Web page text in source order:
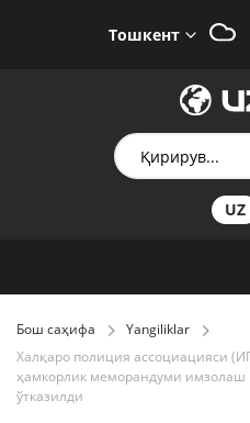
Тошкент
UZ
Бош саҳифа
Yangiliklar
Халқаро полиция ассоциацияси
ҳамкорлик меморандуми
ўтказилди